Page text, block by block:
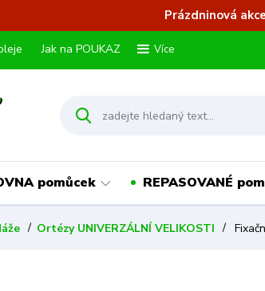
Prázdninová
Jak na POUKAZ Více
pomůcek REPASOVANÉ
Ortézy UNIVERZÁLNÍ VELIKOSTI